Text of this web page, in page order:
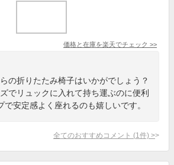
価格と在庫を楽天でチェック >>
の折りたたみ椅子はいかがでしょう？
でリュックに入れて持ち運ぶのに便利
で安定感よく座れるのも嬉しいです。
全てのおすすめコメント (1 件) >